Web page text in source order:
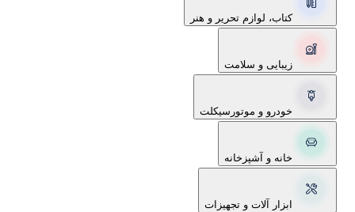
کتاب، لوازم تحریر و هنر
زیبایی و سلامت
خودرو و موتورسیکلت
خانه و آشپزخانه
ابزار آلات و تجهیزات